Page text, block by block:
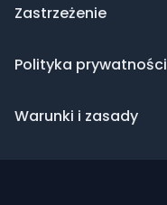
Zastrzeżenie
Polityka prywatności
Warunki i zasady